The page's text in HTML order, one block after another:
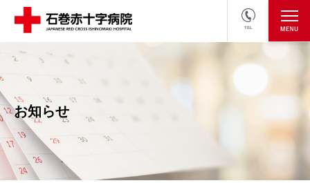
TEL
医療関係者の方
お知らせ